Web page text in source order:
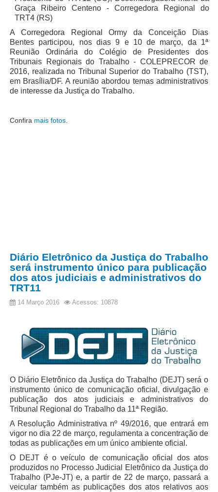
PJE
Plantão Judiciário
Cadastrar Processos
Listar Processos
Portal Conciliação
Inscrição para mediação e conciliação – Cejusc 1º e 2º
grau
Eventos
Portal de Doações do TRT11
Estatísticas
Pesquisa de metas Nacionais
Pontos de Inclusão Digital
Monitoramento do Serviços de TIC
Inscrições
Informe de Rendimentos - 2026
Notícias
Todas as Notícias
Buscar Notícias
Comunicados
Graça Ribeiro Centeno - Corregedora Regional do
TRT4 (RS)
A Corregedora Regional Ormy da Conceição Dias
Bentes participou, nos dias 9 e 10 de março, da 1ª
Reunião Ordinária do Colégio de Presidentes dos
Tribunais Regionais do Trabalho - COLEPRECOR de
2016, realizada no Tribunal Superior do Trabalho (TST),
em Brasília/DF. A reunião abordou temas administrativos
de interesse da Justiça do Trabalho.
Confira mais fotos.
Diário Eletrônico da Justiça do Trabalho
será instrumento único para publicação
dos atos judiciais e administrativos do
TRT11
14 Março 2016 Acessos: 10878
O Diário Eletrônico da Justiça do Trabalho (DEJT) será o
instrumento único de comunicação oficial, divulgação e
publicação dos atos judiciais e administrativos do
Tribunal Regional do Trabalho da 11ª Região.
A Resolução Administrativa nº 49/2016, que entrará em
vigor no dia 22 de março, regulamenta a concentração de
todas as publicações em um único ambiente oficial.
O DEJT é o veículo de comunicação oficial dos atos
produzidos no Processo Judicial Eletrônico da Justiça do
Trabalho (PJe-JT) e, a partir de 22 de março, passará a
veicular também as publicações dos atos relativos aos